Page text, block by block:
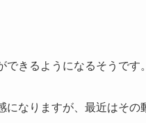
きるようになるそうです。
なりますが、最近はその